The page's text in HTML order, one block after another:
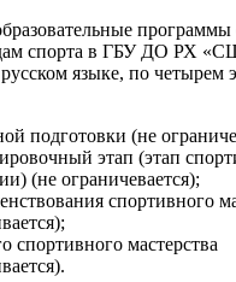
программы
спорта в ГБУ ДО РХ
языке, по четырем
подготовки (не
этап (этап
(не ограничевается);
спортивного
спортивного мастерства